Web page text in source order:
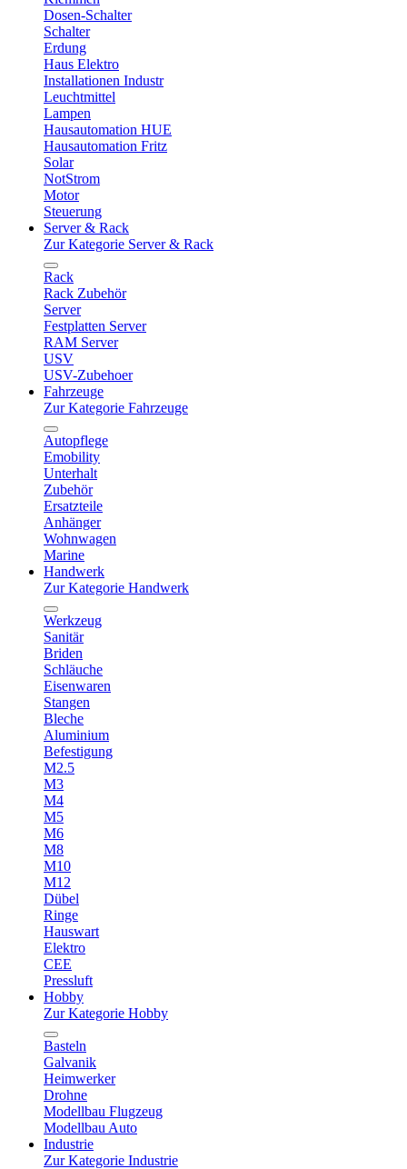
Dosen-Schalter
Schalter
Erdung
Haus Elektro
Installationen Industr
Leuchtmittel
Lampen
Hausautomation HUE
Hausautomation Fritz
Solar
NotStrom
Motor
Steuerung
Server & Rack
Zur Kategorie Server & Rack
Rack
Rack Zubehör
Server
Festplatten Server
RAM Server
USV
USV-Zubehoer
Fahrzeuge
Zur Kategorie Fahrzeuge
Autopflege
Emobility
Unterhalt
Zubehör
Ersatzteile
Anhänger
Wohnwagen
Marine
Handwerk
Zur Kategorie Handwerk
Werkzeug
Sanitär
Briden
Schläuche
Eisenwaren
Stangen
Bleche
Aluminium
Befestigung
M2.5
M3
M4
M5
M6
M8
M10
M12
Dübel
Ringe
Hauswart
Elektro
CEE
Pressluft
Hobby
Zur Kategorie Hobby
Basteln
Galvanik
Heimwerker
Drohne
Modellbau Flugzeug
Modellbau Auto
Industrie
Zur Kategorie Industrie